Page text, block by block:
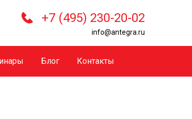
+7 (495) 230-20-02
info@antegra.ru
Блог Контакты